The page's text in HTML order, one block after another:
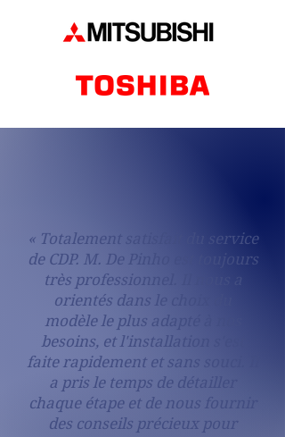
« Totalement satisfait du service
de CDP. M. De Pinho est toujours
très professionnel. Il nous a
orientés dans le choix du
modèle le plus adapté à nos
besoins, et l'installation s'est
faite rapidement et sans souci. Il
a pris le temps de détailler
chaque étape et de nous fournir
des conseils précieux pour